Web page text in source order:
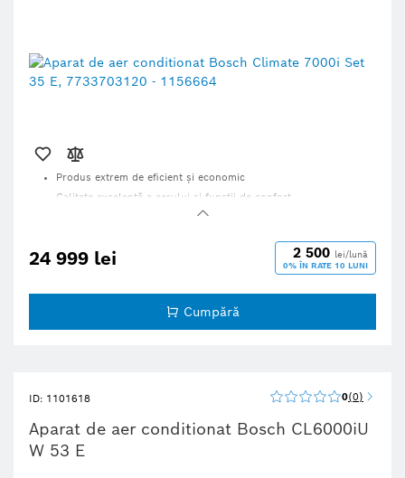
Produs extrem de eficient şi economic
Calitate excelentă a aerului şi funcţii de confort
Funcţie WiFi integrată şi sistem de comenzi vocale
unitatea interioară
24 999 lei 2 500 lei/lună
0% ÎN RATE 10 LUNI
Cumpără
ID: 1101618 0 0
Aparat de aer conditionat Bosch CL6000iU
W 53 E